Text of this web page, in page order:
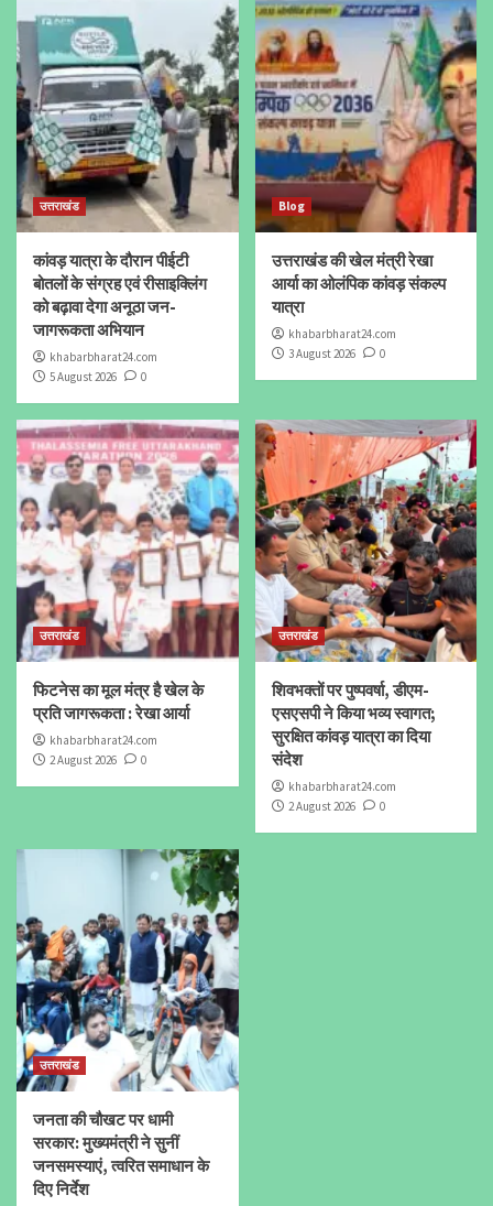
उत्तराखंड
कांवड़ यात्रा के दौरान पीईटी
बोतलों के संग्रह एवं रीसाइक्लिंग
को बढ़ावा देगा अनूठा जन-
जागरूकता अभियान
khabarbharat24.com
5 August 2026
0
Blog
उत्तराखंड की खेल मंत्री रेखा
आर्या का ओलंपिक कांवड़ संकल्प
यात्रा
khabarbharat24.com
3 August 2026
0
उत्तराखंड
फिटनेस का मूल मंत्र है खेल के
प्रति जागरूकता : रेखा आर्या
khabarbharat24.com
2 August 2026
0
उत्तराखंड
शिवभक्तों पर पुष्पवर्षा, डीएम-
एसएसपी ने किया भव्य स्वागत;
सुरक्षित कांवड़ यात्रा का दिया
संदेश
khabarbharat24.com
2 August 2026
0
उत्तराखंड
जनता की चौखट पर धामी
सरकार: मुख्यमंत्री ने सुनीं
जनसमस्याएं, त्वरित समाधान के
दिए निर्देश